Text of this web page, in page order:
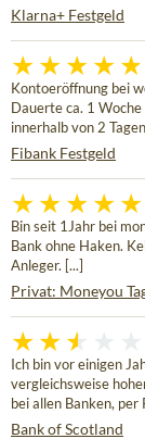
Klarna+ Festgeld
Kontoeröffnung bei
Dauerte ca. 1
innerhalb von 2
Fibank Festgeld
Bin seit 1Jahr bei
Bank ohne Haken.
Anleger. [...]
Privat: Moneyou
Ich bin vor einigen
vergleichsweise
bei allen Banken,
Bank of Scotland